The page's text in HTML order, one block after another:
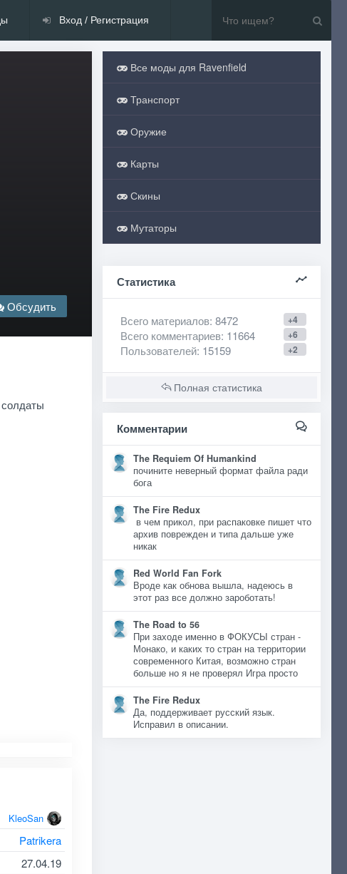
Вход / Регистрация
Обсудить
KleoSan
Patrikera
27.04.19
Все моды для Ravenfield
Транспорт
Оружие
Карты
Скины
Мутаторы
Статистика
+4
Всего материалов: 8472
+6
Всего комментариев: 11664
+2
Пользователей: 15159
Полная статистика
Комментарии
The Requiem Of Humankind
почините неверный формат файла ради
бога
The Fire Redux
в чем прикол, при распаковке пишет что
архив поврежден и типа дальше уже
никак
Red World Fan Fork
Вроде как обнова вышла, надеюсь в
этот раз все должно зароботать!
The Road to 56
При заходе именно в ФОКУСЫ стран -
Монако, и каких то стран на территории
современного Китая, возможно стран
больше но я не проверял Игра просто
The Fire Redux
Да, поддерживает русский язык.
Исправил в описании.